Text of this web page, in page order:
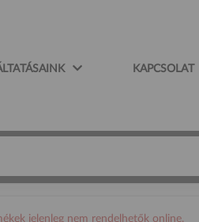
KAPCSOLAT
jelenleg nem rendelhetők online.